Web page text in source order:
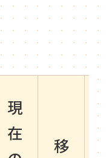
現
在
移